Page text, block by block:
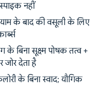
नहीं
के बाद की वसूली के लिए
के बिना सूक्ष्म पोषक तत्व +
जोर देता है
के बिना स्वाद; यौगिक